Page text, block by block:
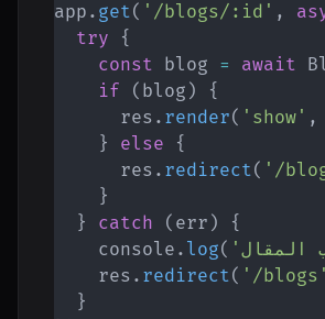
app . get( '/blogs/:id' ,
try
{
const blog = await
if
( blog )
{
      res
. render( 'show' ,
}
else
{
      res
. redirect( '/
}
}
catch ( err )
{
    console
. log(
    res
. redirect( '/blogs'
}